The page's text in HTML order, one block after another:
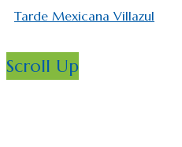
Tarde Mexicana Villazul
Scroll Up